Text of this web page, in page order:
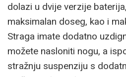
dolazi u dvije verzije
maksimalan doseg, kao i
Straga imate dodatno
možete nasloniti nogu, a
stražnju suspenziju s